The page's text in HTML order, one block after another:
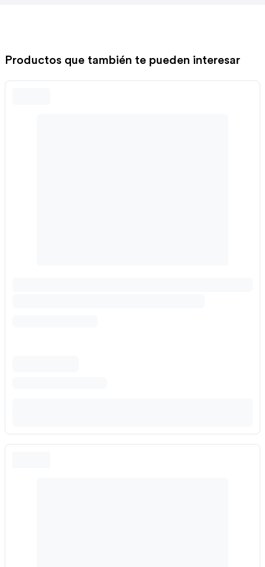
Productos que también te pueden interesar